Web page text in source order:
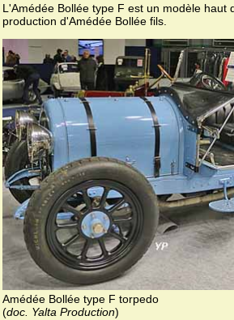
L'Amédée Bollée type F est un modèle haut
production d'Amédée Bollée fils.
Amédée Bollée type F torpedo
(doc. Yalta Production)